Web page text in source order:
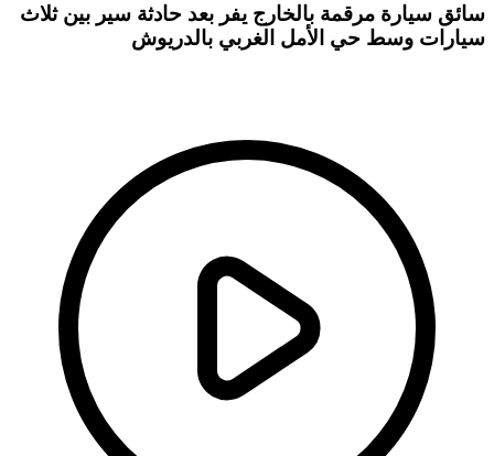
سائق سيارة مرقمة بالخارج يفر بعد حادثة سير بين ثلاث
سيارات وسط حي الأمل الغربي بالدريوش